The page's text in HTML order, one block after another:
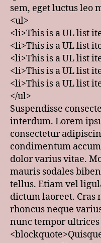
sem, eget luctus leo
<ul>
<li>This is a UL list
<li>This is a UL list
<li>This is a UL list
<li>This is a UL list
<li>This is a UL list
</ul>
Suspendisse
interdum. Lorem
consectetur
condimentum
dolor varius vitae.
mauris sodales
tellus. Etiam vel
dictum laoreet.
rhoncus neque
nunc tempor ultrices